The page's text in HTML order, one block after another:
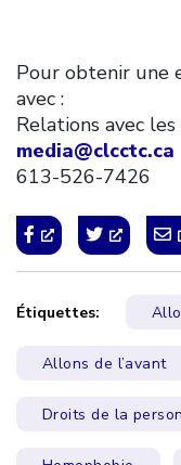
Pour obtenir une
avec :
Relations avec les
media@clcctc.ca
613-526-7426
Étiquettes:
Allons de l’avant
Droits de la